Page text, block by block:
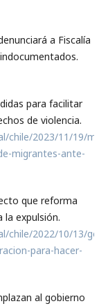
a Fiscalía
para facilitar
de violencia.
chile/2023/11/19/
migrantes-ante-
que reforma
la expulsión.
chile/2022/10/13/
para-hacer-
al gobierno